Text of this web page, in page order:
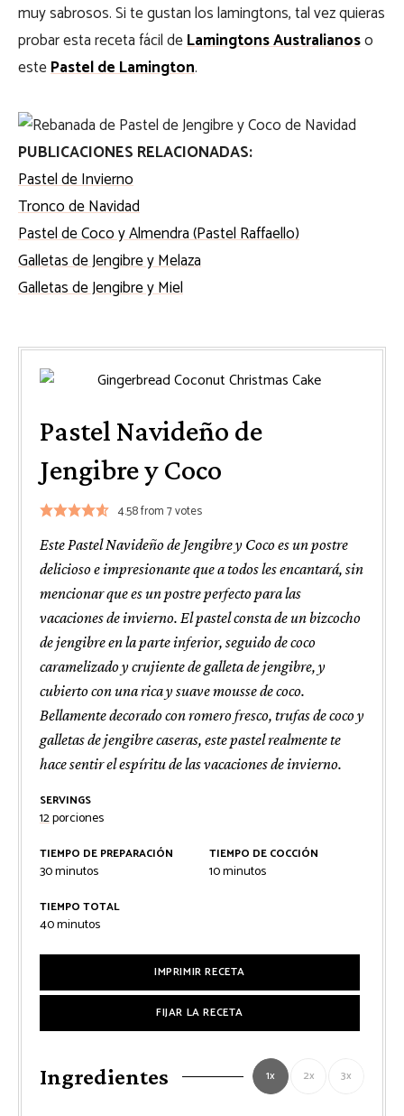
muy sabrosos. Si te gustan los lamingtons, tal vez quieras
probar esta receta fácil deLamingtons Australianoso
estePastel de Lamington.
PUBLICACIONES RELACIONADAS:
Pastel de Invierno
Tronco de Navidad
Pastel de Coco y Almendra (Pastel Raffaello)
Galletas de Jengibre y Melaza
Galletas de Jengibre y Miel
Pastel Navideño de
Jengibre y Coco
4.58from7votes
Este Pastel Navideño de Jengibre y Coco es un postre
delicioso e impresionante que a todos les encantará, sin
mencionar que es un postre perfecto para las
vacaciones de invierno. El pastel consta de un bizcocho
de jengibre en la parte inferior, seguido de coco
caramelizado y crujiente de galleta de jengibre, y
cubierto con una rica y suave mousse de coco.
Bellamente decorado con romero fresco, trufas de coco y
galletas de jengibre caseras, este pastel realmente te
hace sentir el espíritu de las vacaciones de invierno.
SERVINGS
12porciones
TIEMPO DE PREPARACIÓN
30minutos
minutos
TIEMPO DE COCCIÓN
10minutos
minutos
TIEMPO TOTAL
40minutos
minutos
IMPRIMIR RECETA
FIJAR LA RECETA
Ingredientes 1x 2x 3x